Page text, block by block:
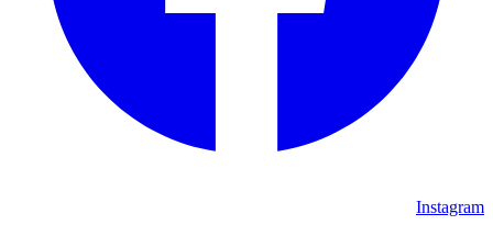
Instagram